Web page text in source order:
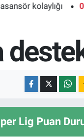
kolaylığı 09:00
Lig Puan